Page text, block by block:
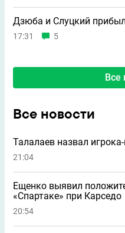
Дзюба и Слуцкий
17:31 5
Все
Все новости
Талалаев назвал
21:04
Ещенко выявил
«Спартаке» при Карседо
20:54